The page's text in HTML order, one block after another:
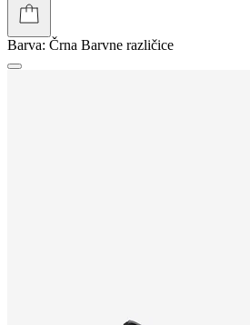
Barva: Črna Barvne različice